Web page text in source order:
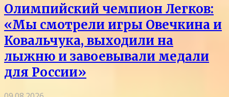
Олимпийский чемпион Легков:
«Мы смотрели игры Овечкина и
Ковальчука, выходили на
лыжню и завоевывали медали
для России»